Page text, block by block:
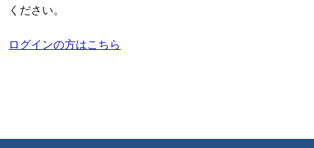
ください。
ログインの方はこちら